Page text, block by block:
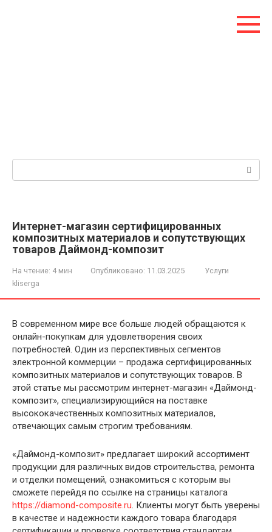
Интернет-магазин сертифицированных
композитных материалов и сопутствующих
товаров Даймонд-композит
На чтение: 4 мин Опубликовано: 11.03.2025
Услуги
kliserga
В современном мире все больше людей обращаются к
онлайн-покупкам для удовлетворения своих
потребностей. Один из перспективных сегментов
электронной коммерции – продажа сертифицированных
композитных материалов и сопутствующих товаров. В
этой статье мы рассмотрим интернет-магазин «Даймонд-
композит», специализирующийся на поставке
высококачественных композитных материалов,
отвечающих самым строгим требованиям.
«Даймонд-композит» предлагает широкий ассортимент
продукции для различных видов строительства, ремонта
и отделки помещений, ознакомиться с которым вы
сможете перейдя по ссылке на страницы каталога
https://diamond-composite.ru. Клиенты могут быть уверены
в качестве и надежности каждого товара благодаря